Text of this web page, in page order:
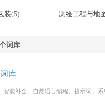
装(5) 测绘工程与地
词库
库
智能补全、自然语言编程、提示词、